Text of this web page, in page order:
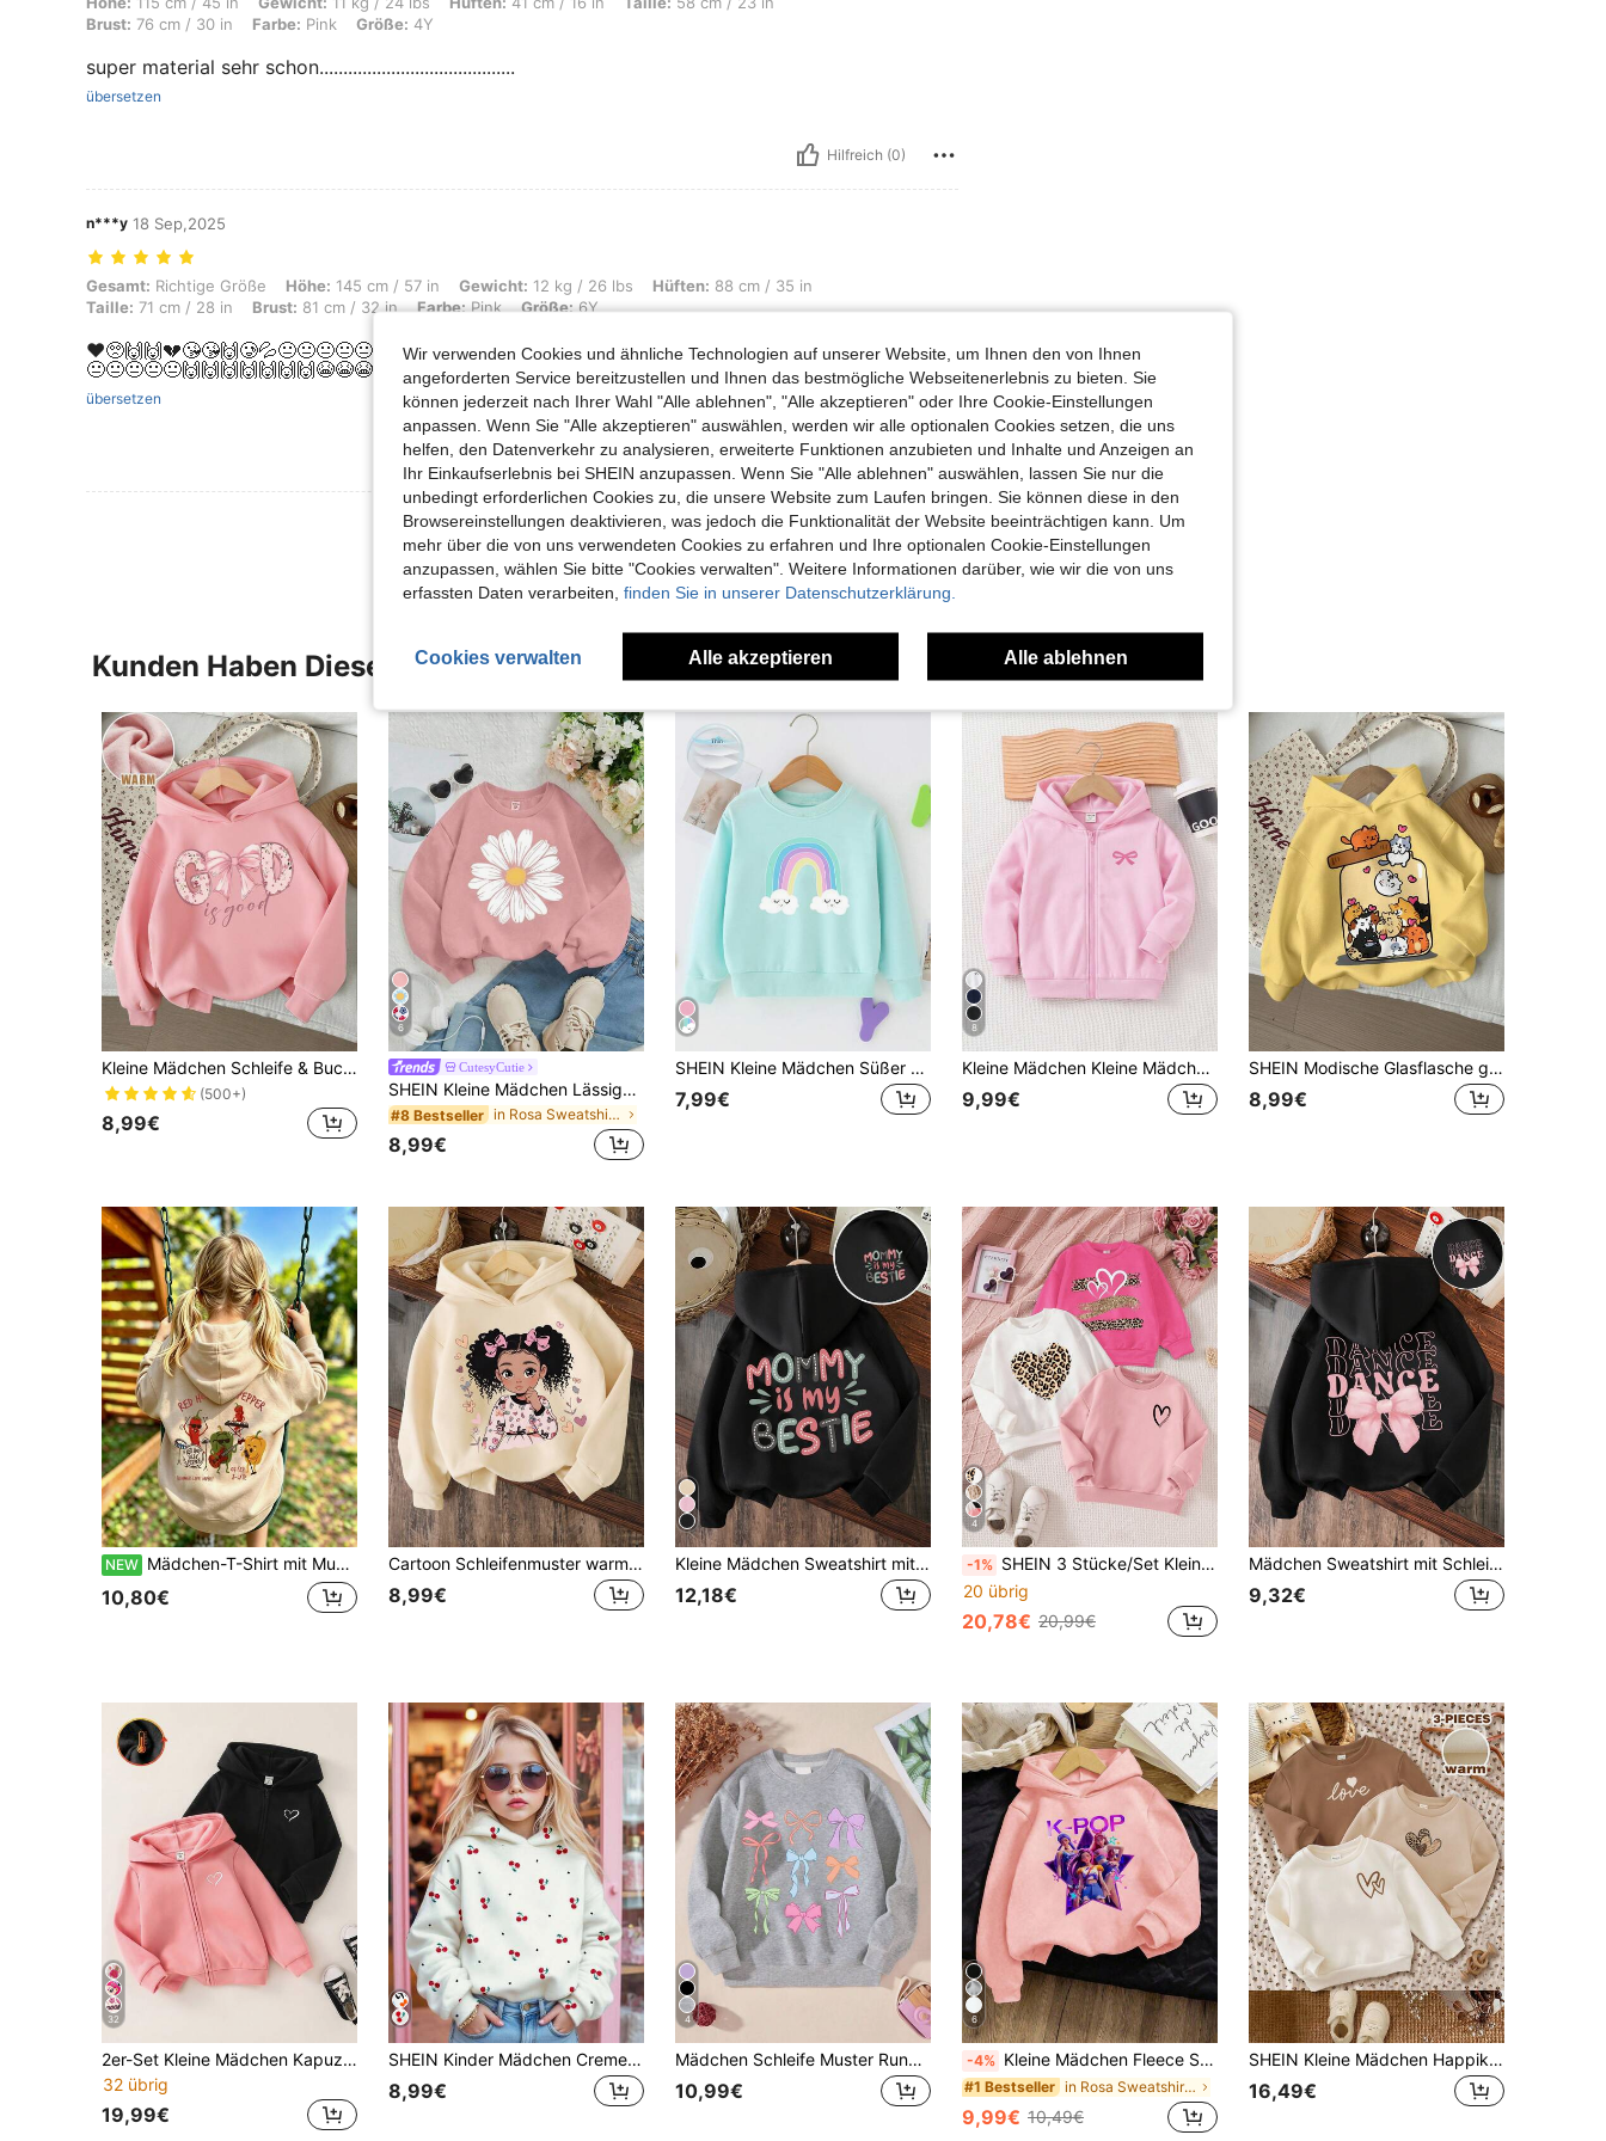
Brust: 76 cm / 30 in Farbe: Pink Größe: 4Y
super material sehr schon.........................................
übersetzen
Hilfreich (0)
n***y 18 Sep,2025
Gesamt: Richtige Größe, Höhe: 145 cm / 57 in, Gewicht: 12 kg / 26 lbs, Hüften: 88 cm / 35 in, Taille: 71 cm / 28 in, Brust: 81 cm / 32 in, Farbe: Pink, Größe: 6Y
Gesamt: Richtige Größe Höhe: 145 cm / 57 in Gewicht: 12 kg / 26 lbs Hüften: 88 cm / 35 in
Taille: 71 cm / 28 in Brust: 81 cm / 32 in Farbe:Pink Größe:6Y
❤️🥺🙌🙌💔😘😘🙌🥲💦😐😐😐😐😐💦💦💦😐😍😭😭😓😓😓🎂🎂🎂🤮🤮🤮🤮🤮🥺😍😍🥺🥺🥺💔💔😍😐😐😐
😐😐😐😐😐🙌🙌🙌🙌🙌🙌🙌😭😭😭💔💔💔💔💔💔😍
übersetzen
Hilfreich (0)
Mehr Bewertungen Ansehen
Kunden Haben Diese Artikel Auch Angeschaut
Kleine Mädchen Schleife & Buchstaben Muster Warmer Sweatshirt
(500+)
8,99€
6
CutesyCutie
SHEIN Kleine Mädchen Lässiges, locker sitzendes, bequemes, dickes Strick-Sweatshirt mit Rundhalsausschnitt, geeignet für Herbst/Winter
#8 Bestseller in Rosa Sweatshirts für junge Mädchen
8,99€
SHEIN Kleine Mädchen Süßer Regenbogen Muster Rundhals Pullover Sweatshirts, Frühling/Herbst
7,99€
8
Kleine Mädchen Kleine Mädchen Kleine Mädchen Lässige Multifunktionale Bequeme Schmetterling Muster Kapuzen Strickjacke mit Reißverschluss Herbst Winter Kleidung
9,99€
SHEIN Modische Glasflasche gefüllt mit süßen Cartoon-Kätzchen, Mädchen Lässig Minimalist Cartoon Katzen Muster Loose Fit bequeme Tageskleidung Strickpullover mit Langarm, geeignet für Herbst/Winter
8,99€
NEW Mädchen-T-Shirt mit Muster, weicher und bequemer Stoff, geeignet für Outdoor-Sport, Alltagskleidung, Streetstyle, Campus-Kleidung, modische Mädchen Herbst/Winter warm bequemer Kapuzenpullover mit Fleecefutter
10,80€
Cartoon Schleifenmuster warmer Sweatshirt für Kleine Mädchen
8,99€
Kleine Mädchen Sweatshirt mit Buchstaben-Muster, warm
12,18€
4
-1% SHEIN 3 Stücke/Set Kleine Mädchen Lässig Minimalistisch Herz & Leopard Muster Locker Sitzende Dicke Thermisch Gefütterte Langarm Sweatshirts, Pink, Weiß, Pink, für Herbst/Winter
20 übrig
20,78€ 20,99€
Mädchen Sweatshirt mit Schleifen Dekor
9,32€
32
2er-Set Kleine Mädchen Kapuzen-Sweatshirts – locker, einfarbig, weich & warm aus Samt, Preppy-Stil, ideal für Herbst/Winter, Alltag, Schule, Feste, Mutter-Tochter/Schwestern Partnerlook, 1 kaufen 1 gratis
32 übrig
19,99€
SHEIN Kinder Mädchen Cremeweiß, süßes Retro Mini Kirschen Muster, lässiger lockerer Schnitt Rundhals Strick Langarm Herbst Sweatshirt, Schulanfang, Schule, Sommer
8,99€
4
Mädchen Schleife Muster Rundhals Langarm T-Shirt, lässiger, bequemer und modischer Outfit für den Herbst
10,99€
6
-4% Kleine Mädchen Fleece Sweatshirt - Schwarz
#1 Bestseller in Rosa Sweatshirts für junge Mädchen
9,99€ 10,49€
SHEIN Kleine Mädchen Happikins 3er/Set Kleine Mädchen Lässig Minimalistisch Locker geschnittene Langarm Sweatshirts, verdickte thermisch gefütterte Winter Schul Herbst Oberteile, Cremefarbe
16,49€
Wir verwenden Cookies und ähnliche Technologien auf unserer Website, um Ihnen den von Ihnen
angeforderten Service bereitzustellen und Ihnen das bestmögliche Webseitenerlebnis zu bieten. Sie
können jederzeit nach Ihrer Wahl "Alle ablehnen", "Alle akzeptieren" oder Ihre Cookie-Einstellungen
anpassen. Wenn Sie "Alle akzeptieren" auswählen, werden wir alle optionalen Cookies setzen, die uns
helfen, den Datenverkehr zu analysieren, erweiterte Funktionen anzubieten und Inhalte und Anzeigen an
Ihr Einkaufserlebnis bei SHEIN anzupassen. Wenn Sie "Alle ablehnen" auswählen, lassen Sie nur die
unbedingt erforderlichen Cookies zu, die unsere Website zum Laufen bringen. Sie können diese in den
Browsereinstellungen deaktivieren, was jedoch die Funktionalität der Website beeinträchtigen kann. Um
mehr über die von uns verwendeten Cookies zu erfahren und Ihre optionalen Cookie-Einstellungen
anzupassen, wählen Sie bitte "Cookies verwalten". Weitere Informationen darüber, wie wir die von uns
erfassten Daten verarbeiten, finden Sie in unserer Datenschutzerklärung.
Cookies verwalten Alle akzeptieren Alle ablehnen